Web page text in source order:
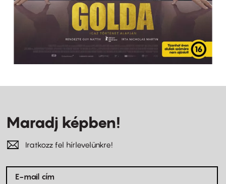
Maradj képben!
Iratkozz fel hírlevelünkre!